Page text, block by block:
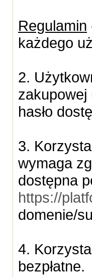
Regulamin
każdego
2.
zakupowej
hasło
3.
wymaga
dostępna
https://
domenie/
4.
bezpłatne.